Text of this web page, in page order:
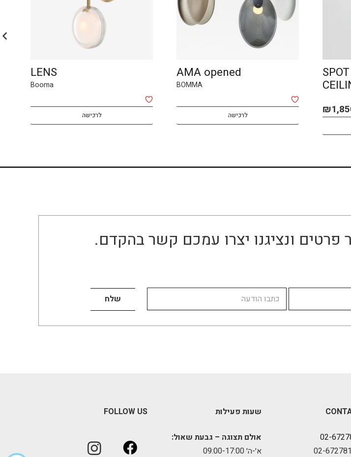
₪
AMA opened
BOMMA
לרכישה
LENS
Booma
לרכישה
פרטים ונציגנו יצרו עמכם קשר בהקדם.
02-
שעות פעילות
אולם תצוגה – גבעת שאול:
א׳-ה׳ 09:00-17:00
FOLLOW US